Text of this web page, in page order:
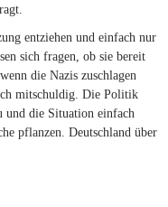
entziehen und einfach nur
sich fragen, ob sie bereit
die Nazis zuschlagen
mitschuldig. Die Politik
und die Situation einfach
pflanzen. Deutschland über